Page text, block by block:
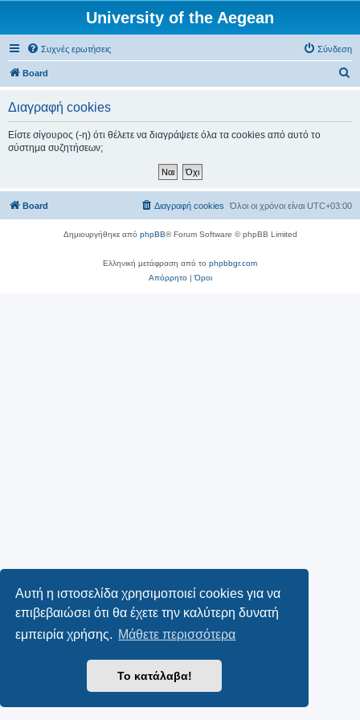
Αυτή η ιστοσελίδα χρησιμοποιεί cookies για να
επιβεβαιώσει ότι θα έχετε την καλύτερη δυνατή
εμπειρία χρήσης. Μάθετε περισσότερα
Το κατάλαβα!
University of the Aegean
Συχνές ερωτήσεις Σύνδεση
Board
σ
Διαγραφή cookies
Είστε σίγουρος (-η) ότι θέλετε να διαγράψετε όλα τα cookies από αυτό το
σύστημα συζητήσεων;
Board Όλοι οι χρόνοι είναι UTC+03:00
Διαγραφή cookies
Δημιουργήθηκε από phpBB® Forum Software © phpBB Limited
Ελληνική μετάφραση από το phpbbgr.com
Απόρρητο|Όροι